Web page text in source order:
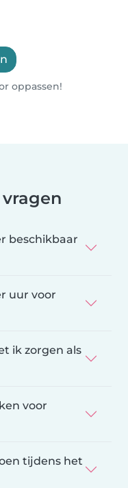
oppassen!
beschikbaar
uur voor
ik zorgen als
voor
tijdens het